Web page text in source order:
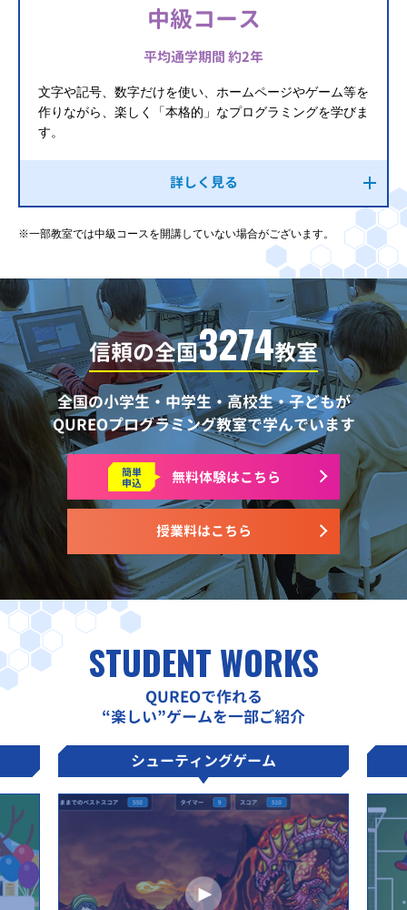
中級コース
平均通学期間 約2年
文字や記号、数字だけを使い、ホームページやゲーム等を
作りながら、楽しく「本格的」なプログラミングを学びま
す。
詳しく見る
※一部教室では中級コースを開講していない場合がございます。
信頼の全国3274教室
全国の小学生・中学生・高校生・子どもが
QUREOプログラミング教室で学んでいます
授業料はこちら
簡単
申込 無料体験はこちら
STUDENT WORKS
QUREOで作れる
“楽しい”ゲームを一部ご紹介
シューティングゲーム